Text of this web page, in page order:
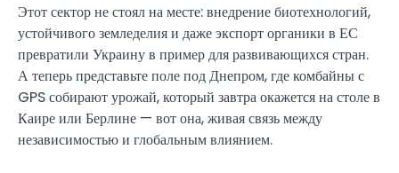
Этот сектор не стоял на месте: внедрение биотехнологий,
устойчивого земледелия и даже экспорт органики в ЕС
превратили Украину в пример для развивающихся стран.
А теперь представьте поле под Днепром, где комбайны с
GPS собирают урожай, который завтра окажется на столе в
Каире или Берлине — вот она, живая связь между
независимостью и глобальным влиянием.